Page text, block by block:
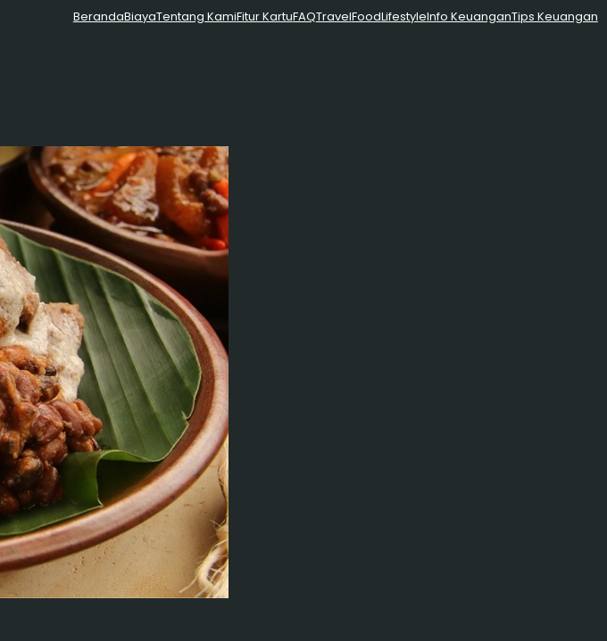
BerandaBiayaTentang KamiFitur KartuFAQTravelFoodLifestyleInfo KeuanganTips Keuangan